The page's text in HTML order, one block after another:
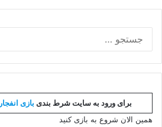
برای ورود به سایت شرط بندی بازی انفجار enfejar.vip
همین الان شروع به بازی کنید